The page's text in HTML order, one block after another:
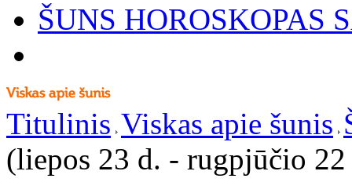
ŠUNS HOROSKOPAS
Titulinis Viskas apie šunis
(liepos 23 d. - rugpjūčio